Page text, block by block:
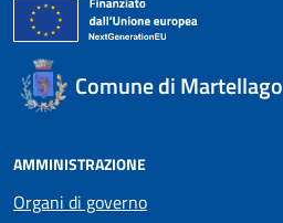
Comune di Martellago
AMMINISTRAZIONE
Organi di governo